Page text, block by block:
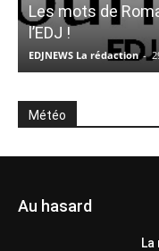
Les mots de
l’EDJ !
EDJNEWS La rédaction -
Météo
Au hasard